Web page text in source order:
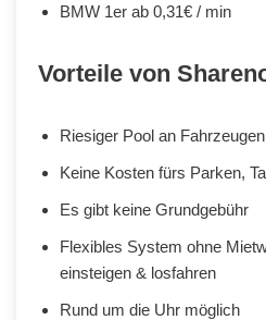
BMW 1er ab 0,31€ / min
Vorteile von
Riesiger Pool an
Keine Kosten fürs Parken,
Es gibt keine Grundgebühr
Flexibles System ohne
einsteigen & losfahren
Rund um die Uhr möglich